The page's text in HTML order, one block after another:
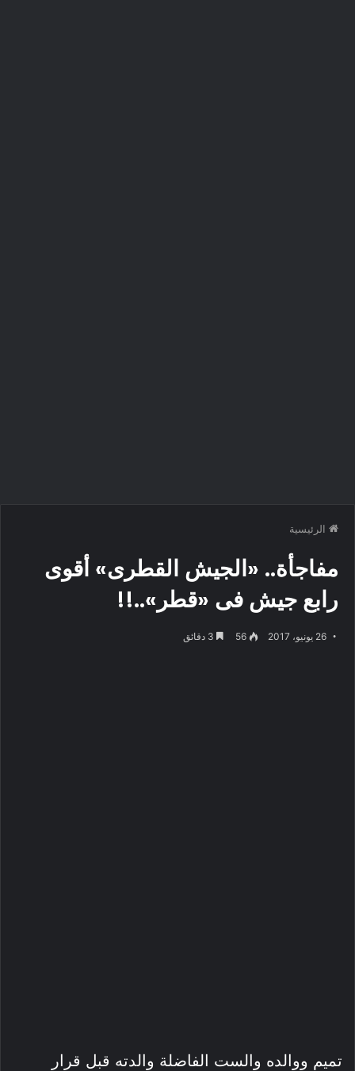
الرئيسية
مفاجأة.. «الجيش القطرى» أقوى
رابع جيش فى «قطر»..!!
26 يونيو، 2017 56
تميم ووالده والست الفاضلة والدته قبل قرار